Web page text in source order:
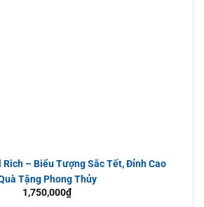
Rich – Biểu Tượng Sắc Tết, Đỉnh Cao
Tặng Phong Thủy
1,750,000₫